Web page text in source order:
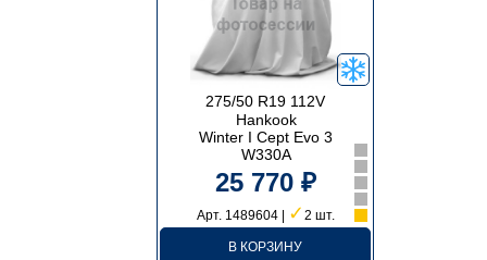
275/50 R19 112V
Hankook
Winter I Cept Evo 3
W330A
25 770 ₽
Арт. 1489604 | ✓ 2 шт.
В КОРЗИНУ